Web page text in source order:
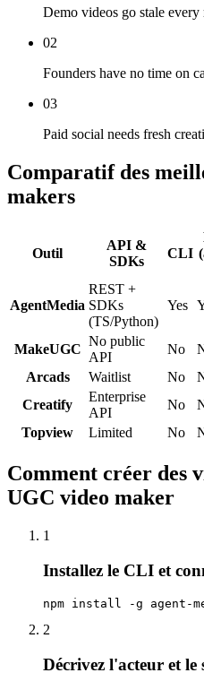
Demo videos go stale every
02
Founders have no time on
03
Paid social needs fresh
Comparatif des
makers
Outil
API &
SDKs
CLI
AgentMedia
REST +
SDKs
(TS/Python)
Yes
MakeUGC
No public
API
No
Arcads
Waitlist No
Creatify
Enterprise
API
No
Topview
Limited No
Comment créer des
UGC video maker
1
Installez le CLI et
npm install -g agent-
2
Décrivez l'acteur et le